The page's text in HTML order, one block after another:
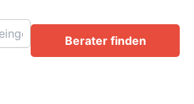
Berater finden